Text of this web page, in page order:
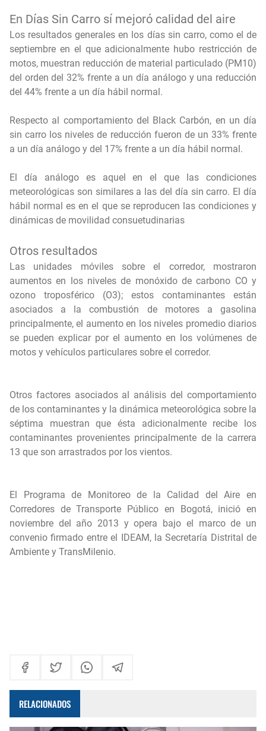
En Días Sin Carro sí mejoró calidad del aire
Los resultados generales en los días sin carro, como el de
septiembre en el que adicionalmente hubo restricción de
motos, muestran reducción de material particulado (PM10)
del orden del 32% frente a un día análogo y una reducción
del 44% frente a un día hábil normal.
Respecto al comportamiento del Black Carbón, en un día
sin carro los niveles de reducción fueron de un 33% frente
a un día análogo y del 17% frente a un día hábil normal.
El día análogo es aquel en el que las condiciones
meteorológicas son similares a las del día sin carro. El día
hábil normal es en el que se reproducen las condiciones y
dinámicas de movilidad consuetudinarias
Otros resultados
Las unidades móviles sobre el corredor, mostraron
aumentos en los niveles de monóxido de carbono CO y
ozono troposférico (O3); estos contaminantes están
asociados a la combustión de motores a gasolina
principalmente, el aumento en los niveles promedio diarios
se pueden explicar por el aumento en los volúmenes de
motos y vehículos particulares sobre el corredor.
Otros factores asociados al análisis del comportamiento
de los contaminantes y la dinámica meteorológica sobre la
séptima muestran que ésta adicionalmente recibe los
contaminantes provenientes principalmente de la carrera
13 que son arrastrados por los vientos.
El Programa de Monitoreo de la Calidad del Aire en
Corredores de Transporte Público en Bogotá, inició en
noviembre del año 2013 y opera bajo el marco de un
convenio firmado entre el IDEAM, la Secretaría Distrital de
Ambiente y TransMilenio.
RELACIONADOS